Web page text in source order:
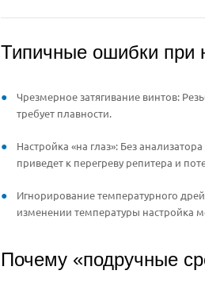
Типичные ошибки при
Чрезмерное затягивание винтов:
требует плавности.
Настройка «на глаз»: Без
приведет к перегреву репитера и
Игнорирование температурного
изменении температуры настройка
Почему «подручные